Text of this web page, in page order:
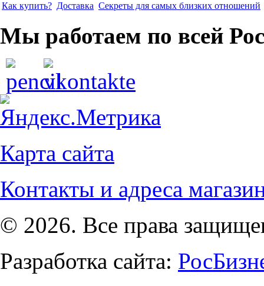
Как купить? Доставка Секреты для самых близких отношений
Мы работаем по всей
Карта сайта
Контакты и адреса
© 2026. Все права
Разработка сайта: